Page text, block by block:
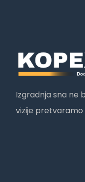
Izgradnja sna ne
vizije